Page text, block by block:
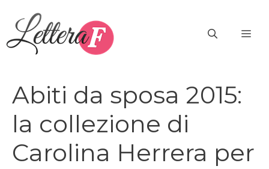
contenuto
Abiti da sposa 2015:
la collezione di
Carolina Herrera per